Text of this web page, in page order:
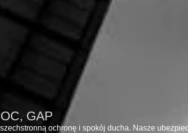
GAP
ochronę i spokój ducha. Nasze